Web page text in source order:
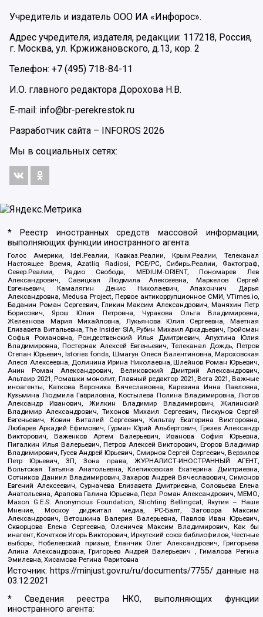
Учредитель и издатель ООО ИА «Инфорос».
Адрес учредителя, издателя, редакции: 117218, Россия,
г. Москва, ул. Кржижановского, д.13, кор. 2
Телефон: +7 (495) 718-84-11
И.О. главного редактора Дорохова Н.В.
E-mail: info@br-perekrestok.ru
Разработчик сайта –
INFOROS 2026
Мы в социальных сетях:
* Реестр иностранных средств массовой информации,
выполняющих функции иностранного агента:
Голос Америки, Idel.Реалии, Кавказ.Реалии, Крым.Реалии, Телеканал
Настоящее Время, Azatliq Radiosi, PCE/PC, Сибирь.Реалии, Фактограф,
Север.Реалии, Радио Свобода, MEDIUM-ORIENT, Пономарев Лев
Александрович, Савицкая Людмила Алексеевна, Маркелов Сергей
Евгеньевич, Камалягин Денис Николаевич, Апахончич Дарья
Александровна, Medusa Project, Первое антикоррупционное СМИ, VTimes.io,
Баданин Роман Сергеевич, Гликин Максим Александрович, Маняхин Петр
Борисович, Ярош Юлия Петровна, Чуракова Ольга Владимировна,
Железнова Мария Михайловна, Лукьянова Юлия Сергеевна, Маетная
Елизавета Витальевна, The Insider SIA, Рубин Михаил Аркадьевич, Гройсман
Софья Романовна, Рождественский Илья Дмитриевич, Апухтина Юлия
Владимировна, Постернак Алексей Евгеньевич, Телеканал Дождь, Петров
Степан Юрьевич, Istories fonds, Шмагун Олеся Валентиновна, Мароховская
Алеся Алексеевна, Долинина Ирина Николаевна, Шлейнов Роман Юрьевич,
Анин Роман Александрович, Великовский Дмитрий Александрович,
Альтаир 2021, Ромашки монолит, Главный редактор 2021, Вега 2021, Важные
иноагенты, Каткова Вероника Вячеславовна, Карезина Инна Павловна,
Кузьмина Людмила Гавриловна, Костылева Полина Владимировна, Лютов
Александр Иванович, Жилкин Владимир Владимирович, Жилинский
Владимир Александрович, Тихонов Михаил Сергеевич, Пискунов Сергей
Евгеньевич, Ковин Виталий Сергеевич, Кильтау Екатерина Викторовна,
Любарев Аркадий Ефимович, Гурман Юрий Альбертович, Грезев Александр
Викторович, Важенков Артем Валерьевич, Иванова София Юрьевна,
Пигалкин Илья Валерьевич, Петров Алексей Викторович, Егоров Владимир
Владимирович, Гусев Андрей Юрьевич, Смирнов Сергей Сергеевич, Верзилов
Петр Юрьевич, ЗП, Зона права, ЖУРНАЛИСТ-ИНОСТРАННЫЙ АГЕНТ,
Вольтская Татьяна Анатольевна, Клепиковская Екатерина Дмитриевна,
Сотников Даниил Владимирович, Захаров Андрей Вячеславович, Симонов
Евгений Алексеевич, Сурначева Елизавета Дмитриевна, Соловьева Елена
Анатольевна, Арапова Галина Юрьевна, Перл Роман Александрович, МЕМО,
Mason G.E.S. Anonymous Foundation, Stichting Bellingcat, Якутия – Наше
Мнение, Москоу диджитал медиа, РС-Балт, Заговора Максим
Александрович, Ветошкина Валерия Валерьевна, Павлов Иван Юрьевич,
Скворцова Елена Сергеевна, Оленичев Максим Владимирович, Как бы
инагент, Кочетков Игорь Викторович, Иркутский союз библиофилов, Честные
выборы, Нобелевский призыв, Еланчик Олег Александрович, Григорьева
Алина Александровна, Григорьев Андрей Валерьевич , Гималова Регина
Эмилевна, Хисамова Регина Фаритовна
Источник: https://minjust.gov.ru/ru/documents/7755/ данные на
03.12.2021
* Сведения реестра НКО, выполняющих функции
иностранного агента: